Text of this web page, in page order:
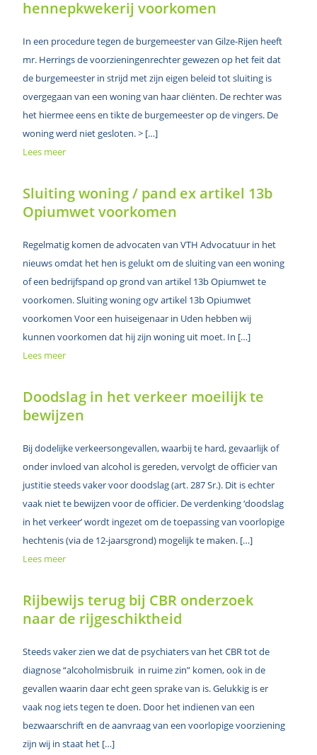
hennepkwekerij voorkomen
In een procedure tegen de burgemeester van Gilze-Rijen heeft
mr. Herrings de voorzieningenrechter gewezen op het feit dat
de burgemeester in strijd met zijn eigen beleid tot sluiting is
overgegaan van een woning van haar cliënten. De rechter was
het hiermee eens en tikte de burgemeester op de vingers. De
woning werd niet gesloten. > […]
Lees meer
Sluiting woning / pand ex artikel 13b
Opiumwet voorkomen
Regelmatig komen de advocaten van VTH Advocatuur in het
nieuws omdat het hen is gelukt om de sluiting van een woning
of een bedrijfspand op grond van artikel 13b Opiumwet te
voorkomen. Sluiting woning ogv artikel 13b Opiumwet
voorkomen Voor een huiseigenaar in Uden hebben wij
kunnen voorkomen dat hij zijn woning uit moet. In […]
Lees meer
Doodslag in het verkeer moeilijk te
bewijzen
Bij dodelijke verkeersongevallen, waarbij te hard, gevaarlijk of
onder invloed van alcohol is gereden, vervolgt de officier van
justitie steeds vaker voor doodslag (art. 287 Sr.). Dit is echter
vaak niet te bewijzen voor de officier. De verdenking ‘doodslag
in het verkeer’ wordt ingezet om de toepassing van voorlopige
hechtenis (via de 12-jaarsgrond) mogelijk te maken. […]
Lees meer
Rijbewijs terug bij CBR onderzoek
naar de rijgeschiktheid
Steeds vaker zien we dat de psychiaters van het CBR tot de
diagnose “alcoholmisbruik in ruime zin” komen, ook in de
gevallen waarin daar echt geen sprake van is. Gelukkig is er
vaak nog iets tegen te doen. Door het indienen van een
bezwaarschrift en de aanvraag van een voorlopige voorziening
zijn wij in staat het […]